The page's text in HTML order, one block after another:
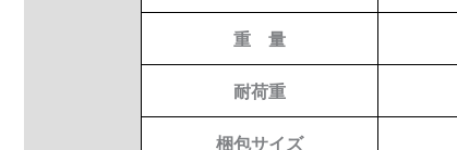
重 量
耐荷重
梱包サイズ